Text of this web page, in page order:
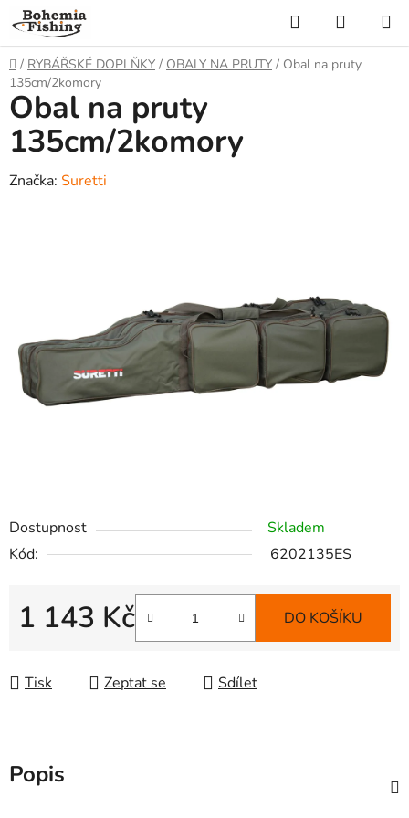
Přejít
na
obsah
Hledat
KOŠÍK
Domů
/ RYBÁŘSKÉ DOPLŇKY / OBALY NA PRUTY / Obal na pruty
135cm/2komory
Dostupnost
Skladem
Kód:
6202135ES
1 143 Kč DO KOŠÍKU
Tisk Zeptat se Sdílet
Obal na pruty
135cm/2komory
Značka: Suretti
Popis